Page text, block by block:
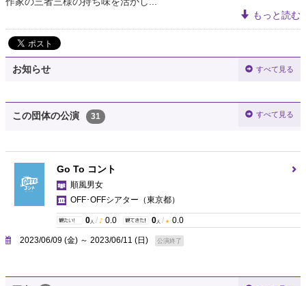
もっと読む
お知らせ すべて見る
この団体の公演 31 すべて見る
Go To コント
順風男女
OFF･OFFシアター （東京都）
0 人 / 0.0 0 人 / 0.0
2023/06/09 (金) ～ 2023/06/11 (日) 公演終了